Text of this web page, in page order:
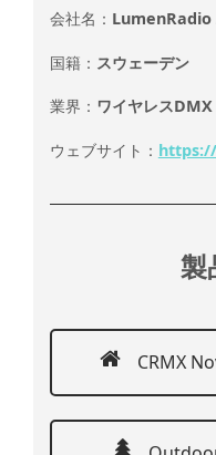
会社名： LumenRadio
国籍： スウェーデン
業界： ワイヤレス
ウェブサイト：
製
CRMX